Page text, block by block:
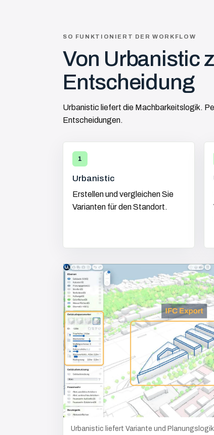
SO FUNKTIONIERT DER WORKFLOW
Von Urbanistic
Entscheidung
Urbanistic liefert die Machbarkeitslogik.
Entscheidungen.
1
Urbanistic
Erstellen und vergleichen Sie
Varianten für den Standort.
Urbanistic liefert Variante und